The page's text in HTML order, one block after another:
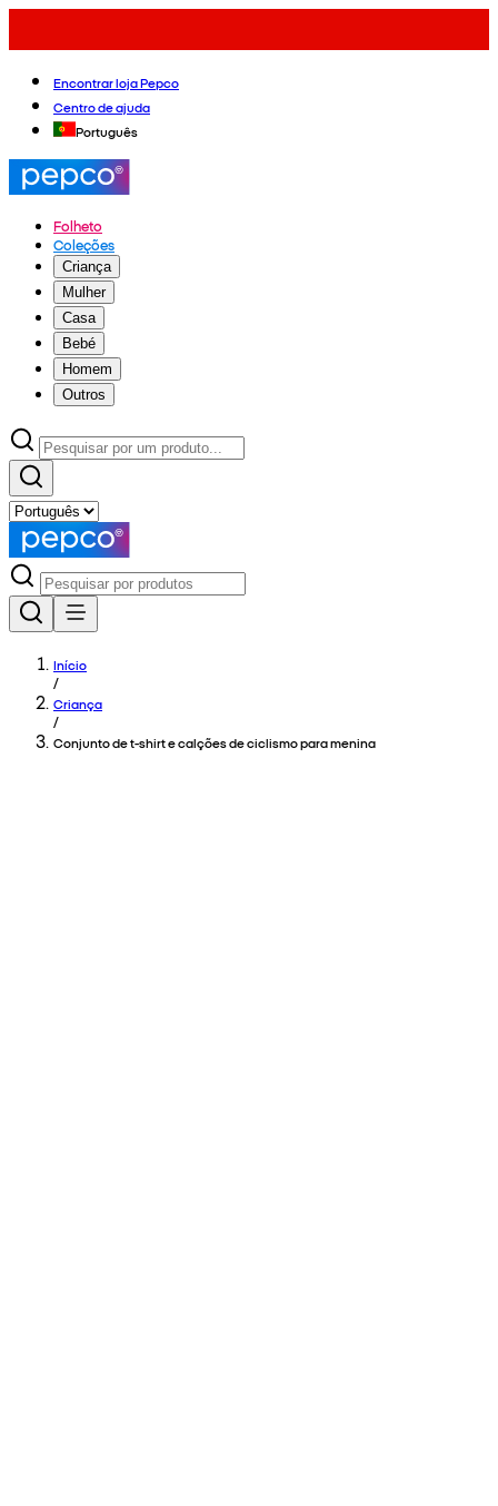
Encontrar loja Pepco
Centro de ajuda
Português
Folheto
Coleções
Criança
Mulher
Casa
Bebé
Homem
Outros
Início
/
Criança
/
Conjunto de t-shirt e calções de ciclismo para menina